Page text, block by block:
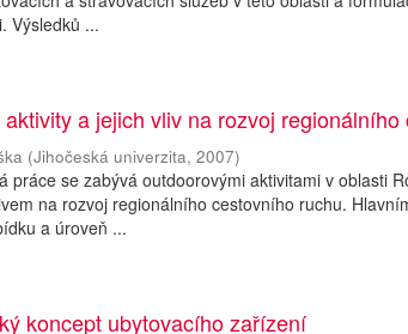
Výsledků ...
a jejich vliv na rozvoj
(Jihočeská univerzita,2007)
práce se zabývá outdoorovými aktivitami v oblasti
na rozvoj regionálního cestovního ruchu.
a úroveň ...
koncept ubytovacího zařízení